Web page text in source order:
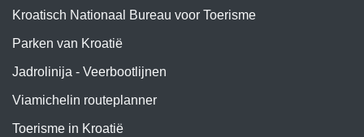
Kroatisch Nationaal Bureau voor Toerisme
Parken van Kroatië
Jadrolinija - Veerbootlijnen
Viamichelin routeplanner
Toerisme in Kroatië